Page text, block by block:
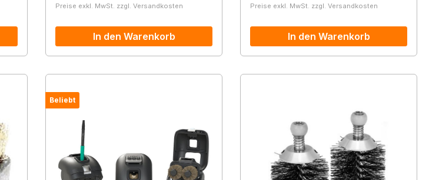
Preise exkl. MwSt. zzgl. Versandkosten
In den Warenkorb
Preise exkl. MwSt. zzgl. Versandkosten
In den Warenkorb
Beliebt